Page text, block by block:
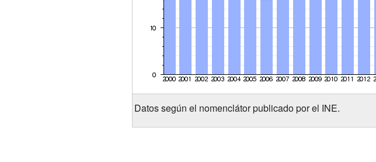
Datos según el nomenclátor publicado por el INE.